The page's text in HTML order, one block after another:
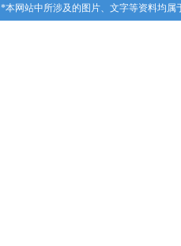
*本网站中所涉及的图片、文字等资料均